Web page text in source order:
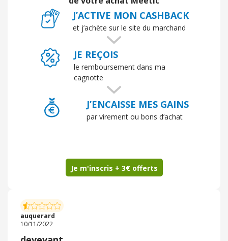
ficelées et aucune négociation n'est possible. Ne vous
laissez pas avoir.J’ACTIVE MON CASHBACK
et j’achète sur le site du marchand
JE REÇOIS
le remboursement dans ma
cagnotte
J’ENCAISSE MES GAINS
par virement ou bons d’achat
Je m'inscris + 3€ offerts
auquerard
10/11/2022